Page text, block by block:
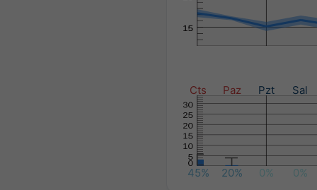
Cts Paz Pzt Sal
45% 20% 0% 0%